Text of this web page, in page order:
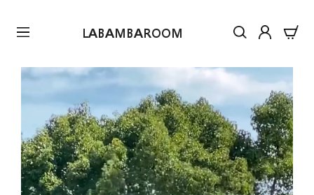
LABAMBAROOM